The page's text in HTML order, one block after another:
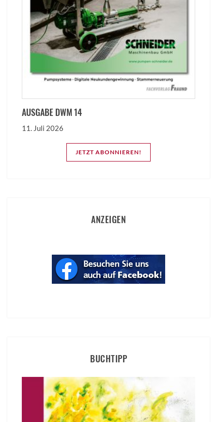
AUSGABE DWM 14
11. Juli 2026
JETZT ABONNIEREN!
ANZEIGEN
BUCHTIPP